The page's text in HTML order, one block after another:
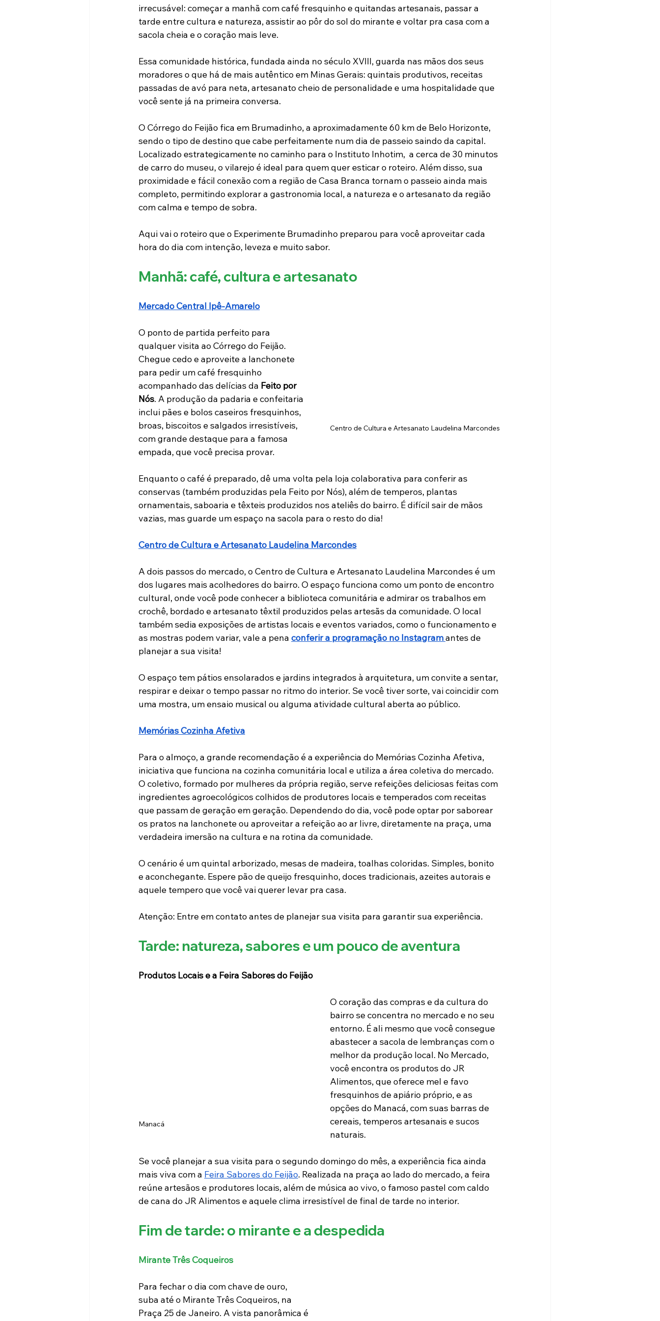
irrecusável: começar a manhã com café fresquinho e quitandas artesanais, passar a
tarde entre cultura e natureza, assistir ao pôr do sol do mirante e voltar pra casa com a
sacola cheia e o coração mais leve.
Essa comunidade histórica, fundada ainda no século XVIII, guarda nas mãos dos seus
moradores o que há de mais autêntico em Minas Gerais: quintais produtivos, receitas
passadas de avó para neta, artesanato cheio de personalidade e uma hospitalidade que
você sente já na primeira conversa.
O Córrego do Feijão fica em Brumadinho, a aproximadamente 60 km de Belo Horizonte,
sendo o tipo de destino que cabe perfeitamente num dia de passeio saindo da capital.
Localizado estrategicamente no caminho para o Instituto Inhotim,  a cerca de 30 minutos
de carro do museu, o vilarejo é ideal para quem quer esticar o roteiro. Além disso, sua
proximidade e fácil conexão com a região de Casa Branca tornam o passeio ainda mais
completo, permitindo explorar a gastronomia local, a natureza e o artesanato da região
com calma e tempo de sobra.
Aqui vai o roteiro que o Experimente Brumadinho preparou para você aproveitar cada
hora do dia com intenção, leveza e muito sabor.
Manhã: café, cultura e artesanato
Centro de Cultura e Artesanato Laudelina Marcondes
Mercado Central Ipê-Amarelo
O ponto de partida perfeito para
qualquer visita ao Córrego do Feijão.
Chegue cedo e aproveite a lanchonete
para pedir um café fresquinho
acompanhado das delícias da Feito por
Nós. A produção da padaria e confeitaria
inclui pães e bolos caseiros fresquinhos,
broas, biscoitos e salgados irresistíveis,
com grande destaque para a famosa
empada, que você precisa provar.
Enquanto o café é preparado, dê uma volta pela loja colaborativa para conferir as
conservas (também produzidas pela Feito por Nós), além de temperos, plantas
ornamentais, saboaria e têxteis produzidos nos ateliês do bairro. É difícil sair de mãos
vazias, mas guarde um espaço na sacola para o resto do dia!
Centro de Cultura e Artesanato Laudelina Marcondes
A dois passos do mercado, o Centro de Cultura e Artesanato Laudelina Marcondes é um
dos lugares mais acolhedores do bairro. O espaço funciona como um ponto de encontro
cultural, onde você pode conhecer a biblioteca comunitária e admirar os trabalhos em
crochê, bordado e artesanato têxtil produzidos pelas artesãs da comunidade. O local
também sedia exposições de artistas locais e eventos variados, como o funcionamento e
as mostras podem variar, vale a pena conferir a programação no Instagram antes de
planejar a sua visita!
O espaço tem pátios ensolarados e jardins integrados à arquitetura, um convite a sentar,
respirar e deixar o tempo passar no ritmo do interior. Se você tiver sorte, vai coincidir com
uma mostra, um ensaio musical ou alguma atividade cultural aberta ao público.
Memórias Cozinha Afetiva
Para o almoço, a grande recomendação é a experiência do Memórias Cozinha Afetiva,
iniciativa que funciona na cozinha comunitária local e utiliza a área coletiva do mercado.
O coletivo, formado por mulheres da própria região, serve refeições deliciosas feitas com
ingredientes agroecológicos colhidos de produtores locais e temperados com receitas
que passam de geração em geração. Dependendo do dia, você pode optar por saborear
os pratos na lanchonete ou aproveitar a refeição ao ar livre, diretamente na praça, uma
verdadeira imersão na cultura e na rotina da comunidade.
O cenário é um quintal arborizado, mesas de madeira, toalhas coloridas. Simples, bonito
e aconchegante. Espere pão de queijo fresquinho, doces tradicionais, azeites autorais e
aquele tempero que você vai querer levar pra casa.
Atenção: Entre em contato antes de planejar sua visita para garantir sua experiência.
Tarde: natureza, sabores e um pouco de aventura
Produtos Locais e a Feira Sabores do Feijão
Manacá
O coração das compras e da cultura do
bairro se concentra no mercado e no seu
entorno. É ali mesmo que você consegue
abastecer a sacola de lembranças com o
melhor da produção local. No Mercado,
você encontra os produtos do JR
Alimentos, que oferece mel e favo
fresquinhos de apiário próprio, e as
opções do Manacá, com suas barras de
cereais, temperos artesanais e sucos
naturais.
Se você planejar a sua visita para o segundo domingo do mês, a experiência fica ainda
mais viva com a Feira Sabores do Feijão. Realizada na praça ao lado do mercado, a feira
reúne artesãos e produtores locais, além de música ao vivo, o famoso pastel com caldo
de cana do JR Alimentos e aquele clima irresistível de final de tarde no interior.
Fim de tarde: o mirante e a despedida
Mirante Três Coqueiros
Para fechar o dia com chave de ouro,
suba até o Mirante Três Coqueiros, na
Praça 25 de Janeiro. A vista panorâmica é